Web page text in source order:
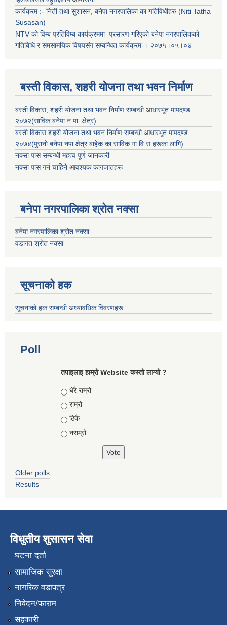
कार्यक्रम :- निती तथा सुशासन, बनेपा नगरपालिका का गतिविधीहरु (Niti Tatha
Susasan)
NTV को विम्ब प्रतिविम्ब कार्यक्रममा प्रसारण गरिएकोबनेपा नगरपालिकको
गतिबिधि र समसामयिक विषयसंग सम्बन्धित कार्यक्रम । २०७५।०५।०४
बस्ती विकास, शहरी योजना तथा भवन निर्माण
बस्ती विकास, शहरी योजना तथा भवन निर्माण सम्बन्धीआधारभूत मापदण्ड
२०७२(साविक बनेपा न.पा. क्षेत्र)
बस्ती विकास शहरी योजना तथा भवन निर्माण सम्बन्धीआधारभूत मापदण्ड
२०७४(पुरानो बनेपा नपा क्षेत्र बाहेक का साविक गा.वि.स.हरूका लागि)
नक्सा पास सम्बन्धी महत्व पूर्ण जानकारी
नक्सा पास गर्न चाहिने आवश्यक कागजातहरू
बनेपा नगरपालिका श्रोत नक्सा
बनेपा नगरपालिका श्रोत नक्सा
वडागत श्रोत नक्सा
सूचनाको हक
सूचनाको हक सम्बन्धी अध्यावधिक विवरणहरू
Poll
तपाइलाइ हाम्रो Website कस्तो लाग्यो ?
Choices
धेरै राम्रो
राम्रो
ठिकै
नराम्रो
Older polls
Results
विधुतीय शुसासन सेवा
घटना दर्ता
सामाजिक सुरक्षा
नागरिक वडापत्र
निवेदन/फाराम
सहकारी